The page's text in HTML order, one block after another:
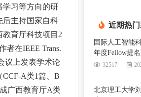
学习等方向的研
后主持国家自科
育厅科技项目2
者在IEEE Trans.
议上发表学术论
CCF-A类1篇、B
广西教育厅A类
近期热门
国际人工智能
年度Fellow提
32517
北京理工大学